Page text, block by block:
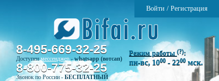
Войти / Регистрация
8-495-669-32-25
Доступенмессенджер-whatsapp (вотсап)
8-800-775-32-25
Звонок по России - БЕСПЛАТНЫЙ
Режим работы (?):
пн-вс, 1000 - 2200 мск.